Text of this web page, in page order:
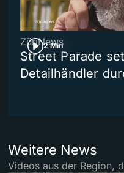
2 Min
ZüriNews
Street Parade
Detailhändler
Weitere News
Videos aus der Region,